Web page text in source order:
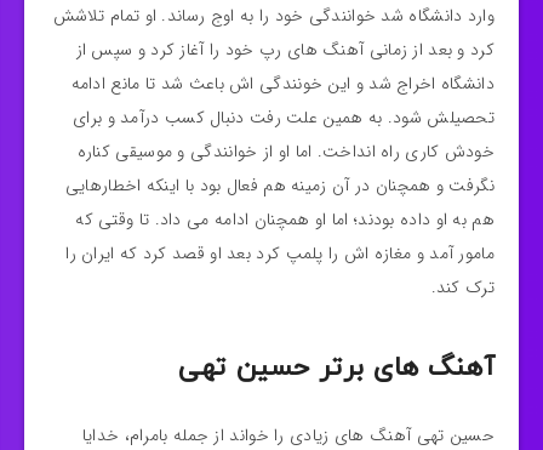
وارد دانشگاه شد خوانندگی خود را به اوج رساند. او تمام تلاشش
کرد و بعد از زمانی آهنگ های رپ خود را آغاز کرد و سپس از
دانشگاه اخراج شد و این خونندگی اش باعث شد تا مانع ادامه
تحصیلش شود. به همین علت رفت دنبال کسب درآمد و برای
خودش کاری راه انداخت. اما او از خوانندگی و موسیقی کناره
نگرفت و همچنان در آن زمینه هم فعال بود با اینکه اخطارهایی
هم به او داده بودند؛ اما او همچنان ادامه می داد. تا وقتی که
مامور آمد و مغازه اش را پلمپ کرد بعد او قصد کرد که ایران را
ترک کند.
آهنگ های برتر حسین تهی
حسین تهی آهنگ های زیادی را خواند از جمله بامرام، خدایا